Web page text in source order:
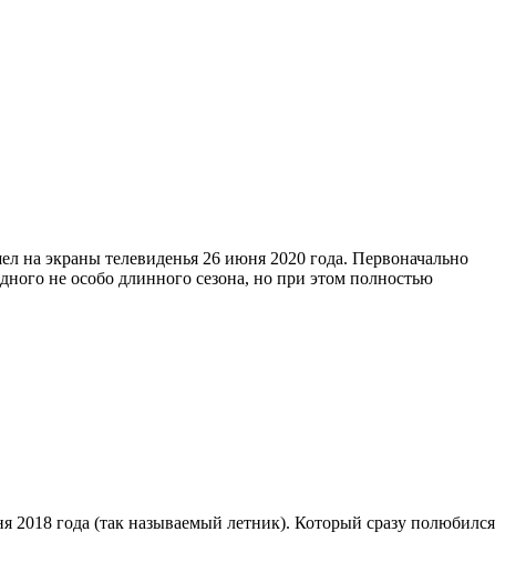
на экраны телевиденья 26 июня 2020 года. Первоначально
не особо длинного сезона, но при этом полностью
2018 года (так называемый летник). Который сразу полюбился